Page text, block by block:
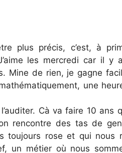
plus précis, c’est, à
les mercredi car il y
Mine de rien, je gagne
une
Cà va faire 10 ans
rencontre des tas de
toujours rose et qui nous
un métier où nous